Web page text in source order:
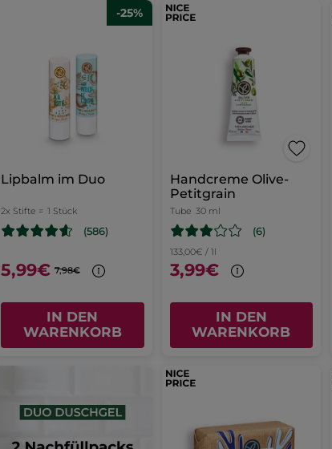
-25%
Lipbalm im Duo
2x Stifte = 1 Stück
(586)
5,99€ 7,98€
IN DEN
WARENKORB
Handcreme Olive-
Petitgrain
Tube 30 ml
(6)
133,00€ / 1l
3,99€
IN DEN
WARENKORB